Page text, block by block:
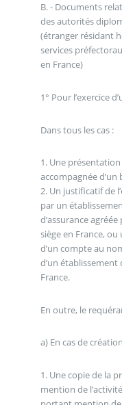
B. - Documents
des autorités
(étranger résidant
services
en France)
1° Pour l’exercice
Dans tous les cas :
1. Une
accompagnée
2. Un justificatif de
par un
d’assurance
siège en France,
d’un compte au
d’un établissement
France.
En outre, le
a) En cas de
1. Une copie de la
mention de